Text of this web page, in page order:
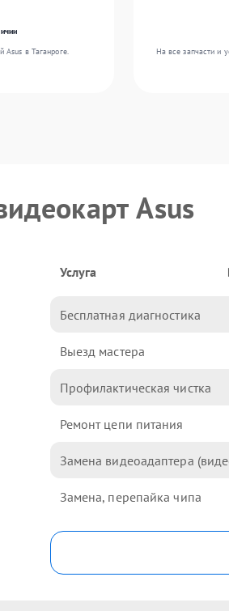
Asus в Таганроге.
На все запчасти и
Asus
Услуга
Бесплатная диагностика
Выезд мастера
Профилактическая чистка
Ремонт цепи питания
Замена видеоадаптера
Замена, перепайка чипа